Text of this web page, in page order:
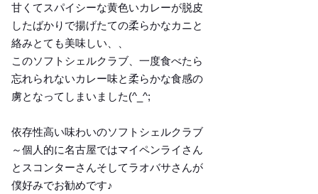
甘くてスパイシーな黄色いカレーが脱皮
したばかりで揚げたての柔らかなカニと
絡みとても美味しい、、
このソフトシェルクラブ、一度食べたら
忘れられないカレー味と柔らかな食感の
虜となってしまいました(^_^;
依存性高い味わいのソフトシェルクラブ
～個人的に名古屋ではマイペンライさん
とスコンターさんそしてラオバサさんが
僕好みでお勧めです♪